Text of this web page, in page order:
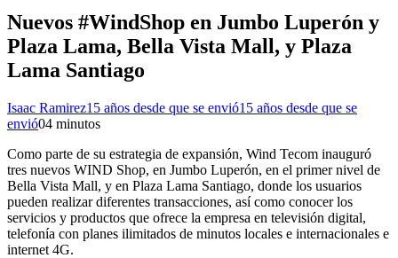
Nuevos #WindShop en Jumbo Luperón y
Plaza Lama, Bella Vista Mall, y Plaza
Lama Santiago
Isaac Ramirez15 años desde que se envió15 años desde que se
envió04 minutos
Como parte de su estrategia de expansión, Wind Tecom inauguró
tres nuevos WIND Shop, en Jumbo Luperón, en el primer nivel de
Bella Vista Mall, y en Plaza Lama Santiago, donde los usuarios
pueden realizar diferentes transacciones, así como conocer los
servicios y productos que ofrece la empresa en televisión digital,
telefonía con planes ilimitados de minutos locales e internacionales e
internet 4G.